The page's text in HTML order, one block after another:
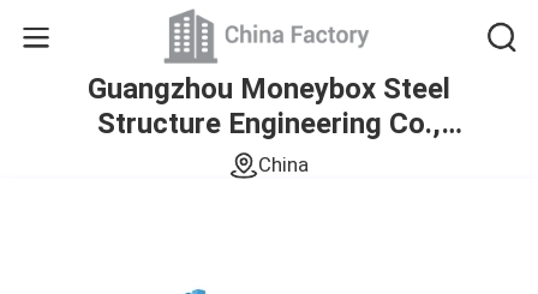
Guangzhou Moneybox Steel
Structure Engineering Co.,
Ltd.
China